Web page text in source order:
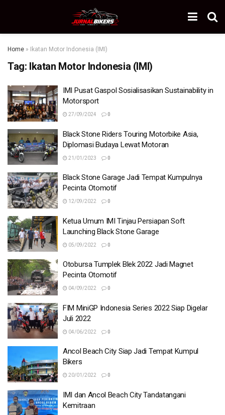
Home » Ikatan Motor Indonesia (IMI)
Tag: Ikatan Motor Indonesia (IMI)
IMI Pusat Gaspol Sosialisasikan Sustainability in
Motorsport
27/09/2024 0
Black Stone Riders Touring Motorbike Asia,
Diplomasi Budaya Lewat Motoran
21/01/2023 0
Black Stone Garage Jadi Tempat Kumpulnya
Pecinta Otomotif
12/09/2022 0
Ketua Umum IMI Tinjau Persiapan Soft
Launching Black Stone Garage
05/09/2022 0
Otobursa Tumplek Blek 2022 Jadi Magnet
Pecinta Otomotif
04/09/2022 0
FIM MiniGP Indonesia Series 2022 Siap Digelar
Juli 2022
04/06/2022 0
Ancol Beach City Siap Jadi Tempat Kumpul
Bikers
20/01/2022 0
IMI dan Ancol Beach City Tandatangani
Kemitraan